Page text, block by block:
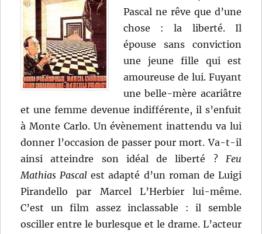
Pascal ne rêve que d’une
chose : la liberté. Il
épouse sans conviction
une jeune fille qui est
amoureuse de lui. Fuyant
une belle-mère acariâtre
et une femme devenue indifférente, il s’enfuit
à Monte Carlo. Un évènement inattendu va lui
donner l’occasion de passer pour mort. Va-t-il
ainsi atteindre son idéal de liberté ? Feu
Mathias Pascal est adapté d’un roman de Luigi
Pirandello par Marcel L’Herbier lui-même.
C’est un film assez inclassable : il semble
osciller entre le burlesque et le drame. L’acteur